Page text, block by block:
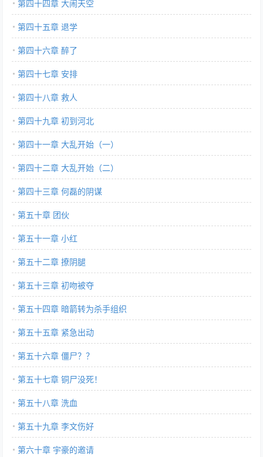
第四十四章 大闹天空
第四十五章 退学
第四十六章 醉了
第四十七章 安排
第四十八章 救人
第四十九章 初到河北
第四十一章 大乱开始（一）
第四十二章 大乱开始（二）
第四十三章 何磊的阴谋
第五十章 团伙
第五十一章 小红
第五十二章 撩阴腿
第五十三章 初吻被夺
第五十四章 暗箭转为杀手组织
第五十五章 紧急出动
第五十六章 僵尸？？
第五十七章 铜尸没死！
第五十八章 洗血
第五十九章 李文伤好
第六十章 宇豪的邀请